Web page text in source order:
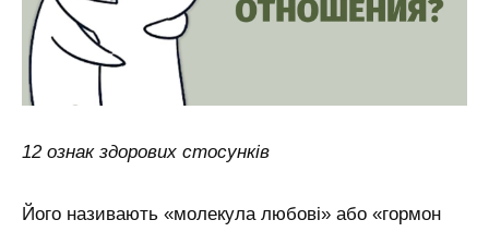
12 ознак здорових стосунків
Його називають «молекула любові» або «гормон